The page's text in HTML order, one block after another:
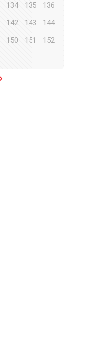
134 135
136
142 143
144
150 151
152